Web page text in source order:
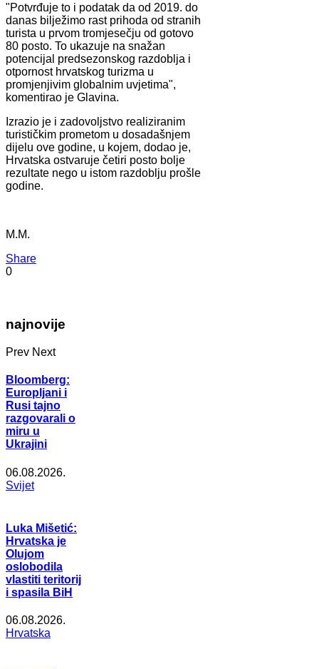
"Potvrđuje to i podatak da od 2019. do
danas bilježimo rast prihoda od stranih
turista u prvom tromjesečju od gotovo
80 posto. To ukazuje na snažan
potencijal predsezonskog razdoblja i
otpornost hrvatskog turizma u
promjenjivim globalnim uvjetima",
komentirao je Glavina.
Izrazio je i zadovoljstvo realiziranim
turističkim prometom u dosadašnjem
dijelu ove godine, u kojem, dodao je,
Hrvatska ostvaruje četiri posto bolje
rezultate nego u istom razdoblju prošle
godine.
M.M.
Share
0
najnovije
Prev Next
Bloomberg:
Europljani i
Rusi tajno
razgovarali o
miru u
Ukrajini
06.08.2026.
Svijet
Luka Mišetić:
Hrvatska je
Olujom
oslobodila
vlastiti teritorij
i spasila BiH
06.08.2026.
Hrvatska